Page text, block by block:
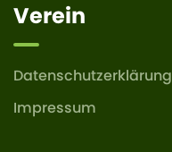
Verein
Datenschutzerklärung
Impressum